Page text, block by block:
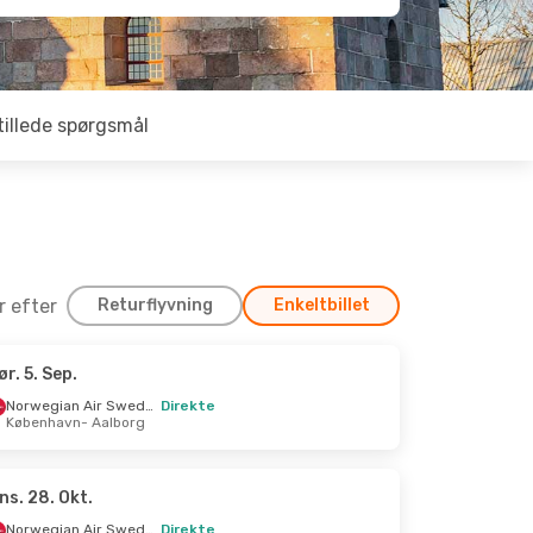
spørgsmål
efter Returflyvning Enkeltbillet
Direkte
5. Sep.
Norwegian Air Sweden Direkte
København- Aalborg
28. Okt.
Norwegian Air Sweden Direkte